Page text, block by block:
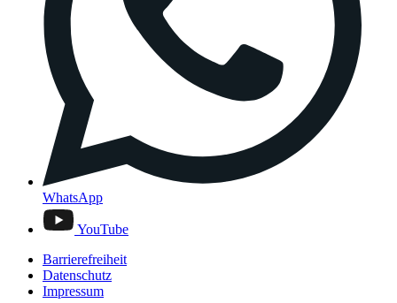
WhatsApp
YouTube
Barrierefreiheit
Datenschutz
Impressum